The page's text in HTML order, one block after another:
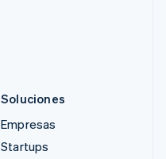
Soluciones
Empresas
Startups